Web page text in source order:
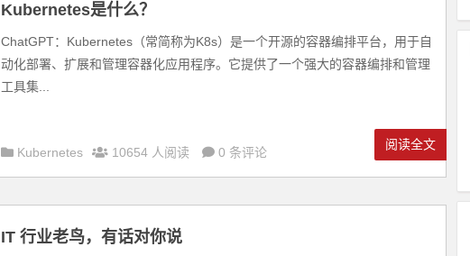
Kubernetes是什么？
ChatGPT：Kubernetes（常简称为K8s）是一个开源的容器编排平台，用于自
动化部署、扩展和管理容器化应用程序。它提供了一个强大的容器编排和管理
工具集...
Kubernetes 10654 人阅读 0 条评论
阅读全文
IT 行业老鸟，有话对你说